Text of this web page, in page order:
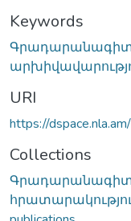
Keywords
URI
https://
Collections